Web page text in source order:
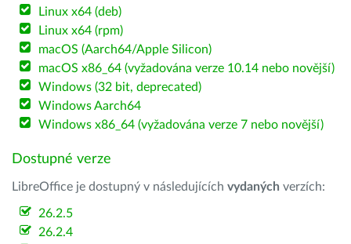
Linux x64 (deb)
Linux x64 (rpm)
macOS (Aarch64/Apple Silicon)
macOS x86_64 (vyžadována verze 10.14 nebo novější)
Windows (32 bit, deprecated)
Windows Aarch64
Windows x86_64 (vyžadována verze 7 nebo novější)
Dostupné verze
LibreOffice je dostupný v následujících vydaných verzích:
26.2.5
26.2.4